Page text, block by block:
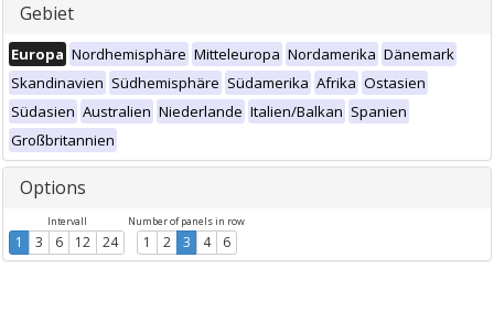
Gebiet
Europa Nordhemisphäre Mitteleuropa Nordamerika Dänemark
Skandinavien Südhemisphäre Südamerika Afrika Ostasien
Südasien Australien Niederlande Italien/Balkan Spanien
Großbritannien
Options
Intervall
1 3 6 12 24
Number of panels in row
1 2 3 4 6